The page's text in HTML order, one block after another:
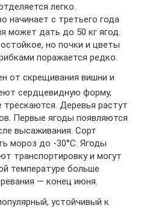
легко.
начинает с третьего года
может дать до 50 кг ягод.
но почки и цветы
поражается редко.
от скрещивания вишни и
сердцевидную форму,
трескаются. Деревья растут
Первые ягоды появляются
высаживания. Сорт
мороз до -30°С. Ягоды
транспортировку и могут
температуре больше
— конец июня.
устойчивый к